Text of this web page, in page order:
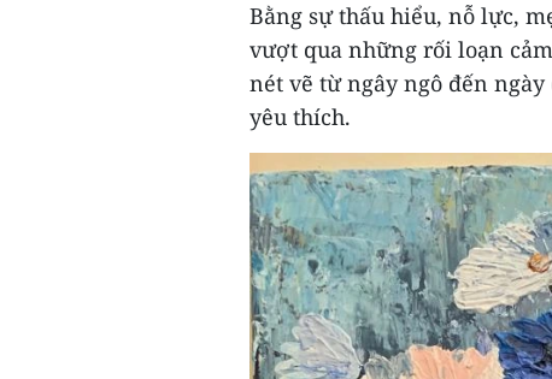
Bằng sự thấu hiểu, nỗ lực,
vượt qua những rối loạn
nét vẽ từ ngây ngô đến
yêu thích.